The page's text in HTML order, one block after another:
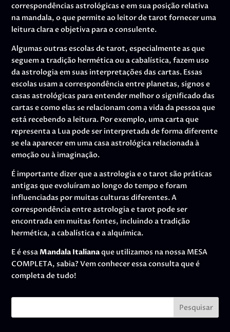
correspondências astrológicas e em sua posição relativa
na mandala, o que permite ao leitor de tarot fornecer uma
leitura clara e objetiva para o consulente.
Algumas outras escolas de tarot, especialmente as que
seguem a tradição hermética ou a cabalística, fazem uso
da astrologia em suas interpretações das cartas. Essas
escolas usam a correspondência entre planetas, signos e
casas astrológicas para entender melhor o significado das
cartas e como elas se relacionam com a vida da pessoa que
está recebendo a leitura. Por exemplo, uma carta que
representa a Lua pode ser interpretada de forma diferente
se ela aparecer em uma casa astrológica relacionada à
emoção ou à imaginação.
É importante dizer que a astrologia e o tarot são práticas
antigas que evoluíram ao longo do tempo e foram
influenciadas por muitas culturas diferentes. A
correspondência entre astrologia e tarot pode ser
encontrada em muitas fontes, incluindo a tradição
hermética, a cabalística e a alquímica.
E é essa Mandala Italianaque utilizamos na nossa MESA
COMPLETA, sabia? Vem conhecer essa consulta que é
completa de tudo!
Pesquisar